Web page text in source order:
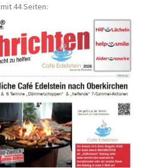
44 Seiten: